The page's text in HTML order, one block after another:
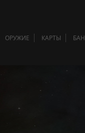
ОРУЖИЕ КАРТЫ